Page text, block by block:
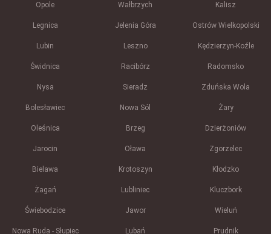
Opole Wałbrzych Kalisz
Legnica Jelenia Góra Ostrów Wielkopolski
Lubin Leszno Kędzierzyn-Koźle
Świdnica Racibórz Radomsko
Nysa Sieradz Zduńska Wola
Bolesławiec Nowa Sól Żary
Oleśnica Brzeg Dzierżoniów
Jarocin Oława Zgorzelec
Bielawa Krotoszyn Kłodzko
Żagań Lubliniec Kluczbork
Świebodzice Jawor Wieluń
Nowa Ruda - Słupiec Lubań Prudnik